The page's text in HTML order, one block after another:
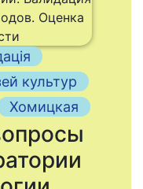
культур
Хомицкая